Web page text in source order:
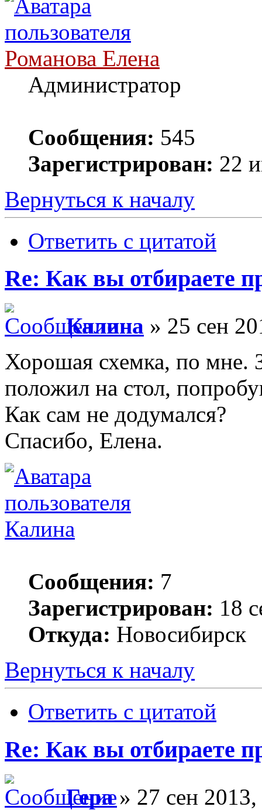
Романова Елена
Администратор
Сообщения: 545
Зарегистрирован: 22
Вернуться к началу
Ответить с цитатой
Re: Как вы отбираете
Калина » 25 сен
Хорошая схемка, по мне.
положил на стол,
Как сам не додумался?
Спасибо, Елена.
Калина
Сообщения: 7
Зарегистрирован: 18
Откуда: Новосибирск
Вернуться к началу
Ответить с цитатой
Re: Как вы отбираете
Гера» 27 сен